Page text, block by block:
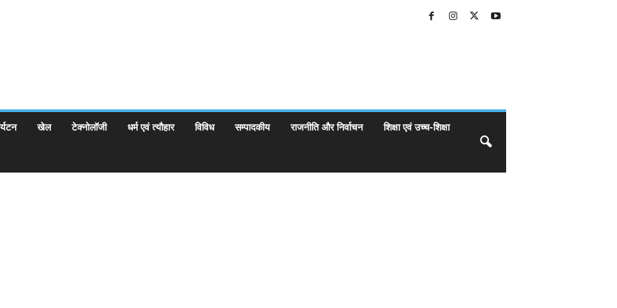
खेल टेक्नोलॉजी धर्म एवं त्यौहार विविध सम्पादकीय राजनीति और निर्वाचन शिक्षा एवं उच्च-शिक्षा